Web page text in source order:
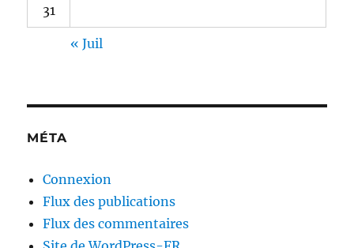
31
« Juil
MÉTA
Connexion
Flux des publications
Flux des commentaires